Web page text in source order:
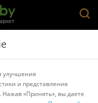
дуршлаги, сита
Linea CHEF 24-
улучшения
и представления
«Принять», вы даете